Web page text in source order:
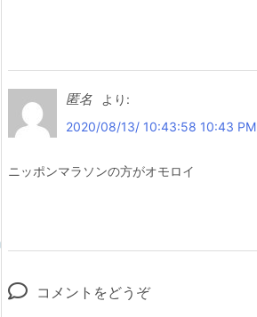
匿名
より:
2020/08/13/ 10:43:58 10:43 PM
ニッポンマラソンの方がオモロイ
コメントをどうぞ